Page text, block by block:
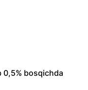
0,5% bosqichda